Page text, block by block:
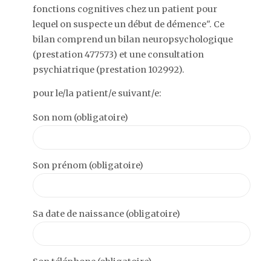
fonctions cognitives chez un patient pour
lequel on suspecte un début de démence". Ce
bilan comprend un bilan neuropsychologique
(prestation 477573) et une consultation
psychiatrique (prestation 102992).
pour le/la patient/e suivant/e:
Son nom (obligatoire)
Son prénom (obligatoire)
Sa date de naissance (obligatoire)